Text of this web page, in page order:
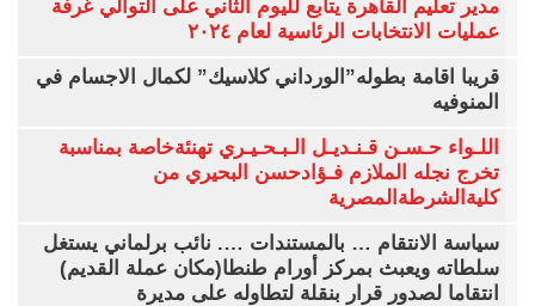
مدير تعليم القاهرة يتابع لليوم الثاني على التوالي غرفة
عمليات الانتخابات الرئاسية لعام ٢٠٢٤
قريبا اقامة بطوله”الورداني كلاسيك” لكمال الاجسام في
المنوفيه
اللـواء حـسـن قـنـديـل الـبـحـيـري تهنئةخاصة بمناسبة
تخرج نجله الملازم فـؤادحسن البحيري من
كليةالشرطةالمصرية
سياسة الانتقام … بالمستندات …. نائب برلماني يستغل
سلطاته ويعبث بمركز أورام طنطا(مكان عملة القديم)
انتقاما لصدور قرار بنقلة لتطاوله على مديرة